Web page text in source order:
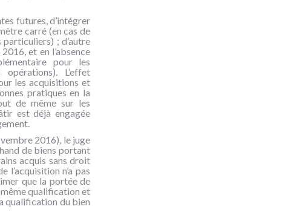
futures, d’intégrer
carré (en cas de
; d’autre
et en l’absence
pour les
L’effet
les acquisitions et
pratiques en la
de même sur les
est déjà engagée
2016), le juge
de biens portant
acquis sans droit
l’acquisition n’a pas
que la portée de
même qualification et
qualification du bien